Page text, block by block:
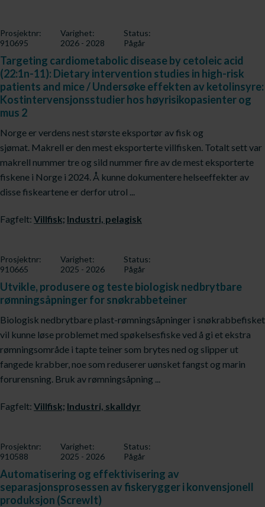
Prosjektnr:
910695
Varighet:
2026 - 2028
Status:
Pågår
Targeting cardiometabolic disease by cetoleic acid
(22:1n-11): Dietary intervention studies in high-risk
patients and mice / Undersøke effekten av ketolinsyre:
Kostintervensjonsstudier hos høyrisikopasienter og
mus 2
Norge er verdens nest største eksportør av fisk og
sjømat. Makrell er den mest eksporterte villfisken. Totalt sett var
makrell nummer tre og sild nummer fire av de mest eksporterte
fiskene i Norge i 2024. Å kunne dokumentere helseeffekter av
disse fiskeartene er derfor utrol ...
Fagfelt: Villfisk; Industri, pelagisk
Prosjektnr:
910665
Varighet:
2025 - 2026
Status:
Pågår
Utvikle, produsere og teste biologisk nedbrytbare
rømningsåpninger for snøkrabbeteiner
Biologisk nedbrytbare plast-rømningsåpninger i snøkrabbefisket
vil kunne løse problemet med spøkelsesfiske ved å gi et ekstra
rømningsområde i tapte teiner som brytes ned og slipper ut
fangede krabber, noe som reduserer uønsket fangst og marin
forurensning. Bruk av rømningsåpning ...
Fagfelt: Villfisk; Industri, skalldyr
Prosjektnr:
910588
Varighet:
2025 - 2026
Status:
Pågår
Automatisering og effektivisering av
separasjonsprosessen av fiskerygger i konvensjonell
produksjon (ScrewIt)